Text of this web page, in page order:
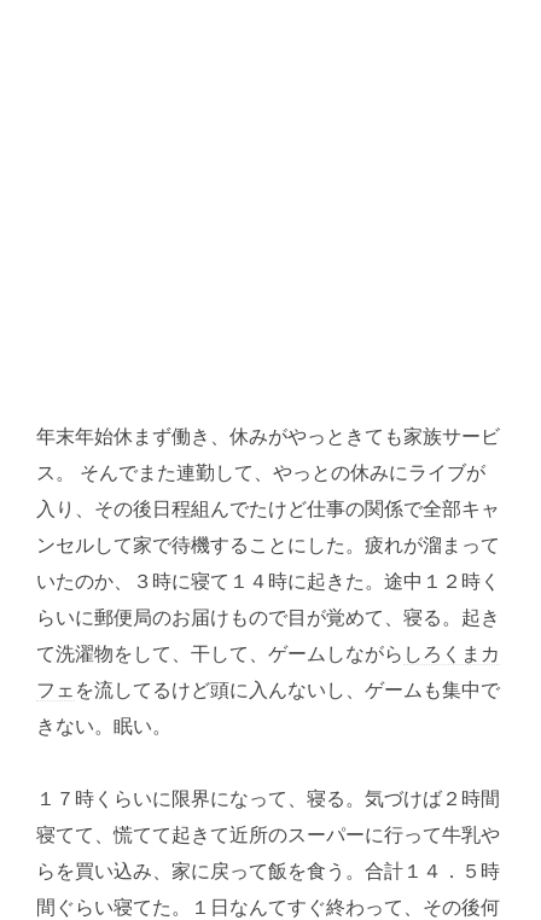
年末年始休まず働き、休みがやっときても家族サービ
ス。 そんでまた連勤して、やっとの休みにライブが
入り、その後日程組んでたけど仕事の関係で全部キャ
ンセルして家で待機することにした。疲れが溜まって
いたのか、３時に寝て１４時に起きた。途中１２時く
らいに郵便局のお届けもので目が覚めて、寝る。起き
て洗濯物をして、干して、ゲームしながら しろくまカ
フェ を流してるけど頭に入んないし、ゲームも集中で
きない。眠い。
１７時くらいに限界になって、寝る。気づけば２時間
寝てて、慌てて起きて近所のスーパーに行って牛乳や
らを買い込み、家に戻って飯を食う。合計１４．５時
間ぐらい寝てた。１日なんてすぐ終わって、その後何